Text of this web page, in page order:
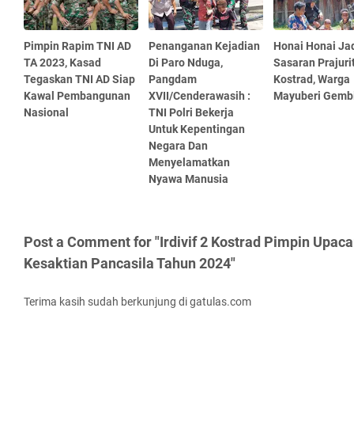
Pimpin Rapim TNI AD
TA 2023, Kasad
Tegaskan TNI AD Siap
Kawal Pembangunan
Nasional
Penanganan Kejadian
Di Paro Nduga,
Pangdam
XVII/Cenderawasih :
TNI Polri Bekerja
Untuk Kepentingan
Negara Dan
Menyelamatkan
Nyawa Manusia
Honai Honai
Sasaran
Kostrad, Warga
Mayuberi
Post a Comment for "Irdivif 2 Kostrad Pimpin
Kesaktian Pancasila Tahun 2024"
Terima kasih sudah berkunjung di gatulas.com